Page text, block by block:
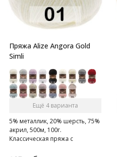
Пряжа Alize Angora Gold
Simli
Ещё 4 варианта
5% металлик, 20% шерсть, 75%
акрил, 500м, 100г.
Классическая пряжа с